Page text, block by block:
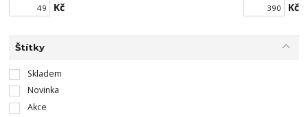
Kč Kč
Štítky
Skladem
Novinka
Akce